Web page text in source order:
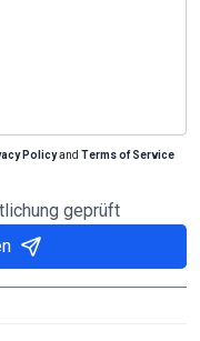
Policyand Terms of Service
geprüft